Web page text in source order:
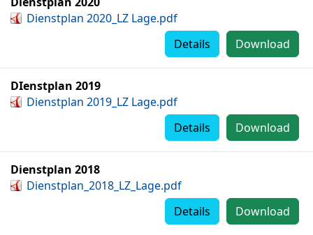
Dienstplan 2020_LZ Lage.pdf
Download
Details
DIenstplan 2019
Dienstplan 2019_LZ Lage.pdf
Download
Details
Dienstplan 2018
Dienstplan_2018_LZ_Lage.pdf
Download
Details